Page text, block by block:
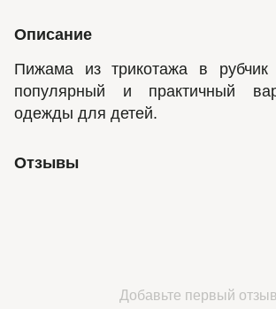
Описание
Пижама из трикотажа в
популярный и практичный
одежды для детей.
Отзывы
Добавьте первый отзыв